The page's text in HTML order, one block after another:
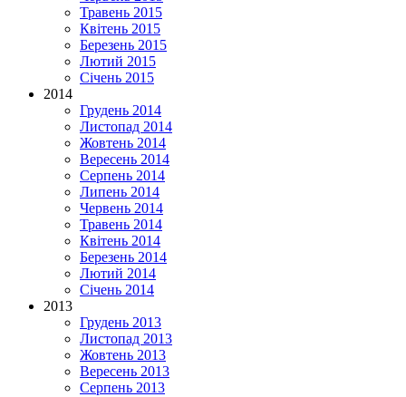
Травень 2015
Квітень 2015
Березень 2015
Лютий 2015
Січень 2015
2014
Грудень 2014
Листопад 2014
Жовтень 2014
Вересень 2014
Серпень 2014
Липень 2014
Червень 2014
Травень 2014
Квітень 2014
Березень 2014
Лютий 2014
Січень 2014
2013
Грудень 2013
Листопад 2013
Жовтень 2013
Вересень 2013
Серпень 2013